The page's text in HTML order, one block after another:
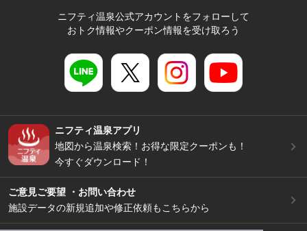
ニフティ温泉公式アカウントをフォローして
おトク情報やクーポン情報を受け取ろう
ニフティ温泉アプリ
地図から温泉検索！お得な限定クーポンも！
今すぐダウンロード！
ご意見ご要望 ・お問い合わせ
施設データの新規追加や修正依頼もこちらから